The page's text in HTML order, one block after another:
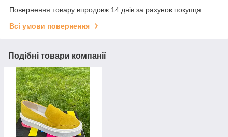
Повернення товару впродовж 14 днів за рахунок покупця
Всі умови повернення
Подібні товари компанії